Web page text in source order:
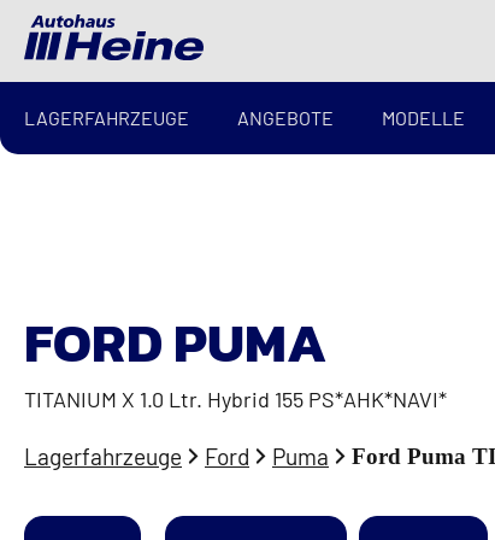
LAGERFAHRZEUGE ANGEBOTE MODELLE
FORD PUMA
TITANIUM X 1.0 Ltr. Hybrid 155 PS*AHK*NAVI*
Lagerfahrzeuge Ford Puma Ford Puma